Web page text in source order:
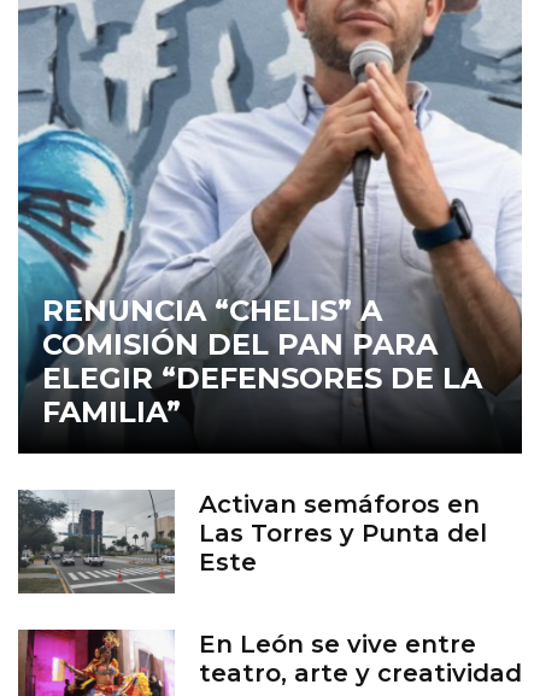
RENUNCIA “CHELIS” A
COMISIÓN DEL PAN PARA
ELEGIR “DEFENSORES DE LA
FAMILIA”
Activan semáforos en
Las Torres y Punta del
Este
En León se vive entre
teatro, arte y creatividad